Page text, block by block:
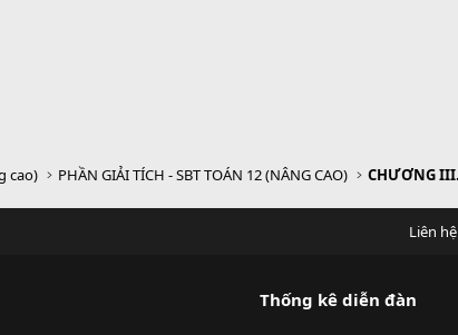
cao) PHẦN GIẢI TÍCH - SBT TOÁN 12 (NÂNG CAO)
Liên hệ
Thống kê diễn đàn